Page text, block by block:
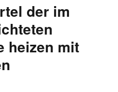
der im
heizen mit